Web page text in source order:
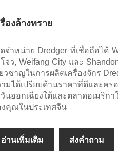
องล้างทราย
จำหน่าย Dredger ที่เชื่อถือได้
จว, Weifang City และ
วชาญในการผลิตเครื่องจักร
มได้เปรียบด้านราคาที่ดีและค
นออกเฉียงใต้และตลาดอเมริก
คุณในประเทศจีน
อ่านเพิ่มเติม ส่งคำถาม